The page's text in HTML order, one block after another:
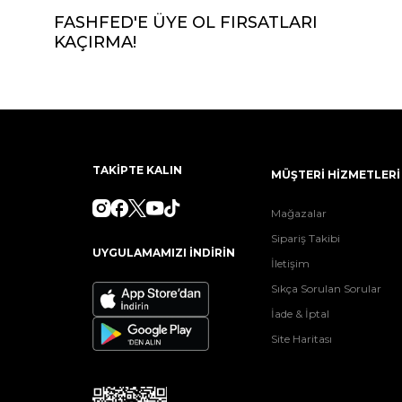
FASHFED'E ÜYE OL FIRSATLARI
KAÇIRMA!
TAKİPTE KALIN
UYGULAMAMIZI İNDİRİN
MÜŞTERİ HİZMETLERİ
Mağazalar
Sipariş Takibi
İletişim
Sıkça Sorulan Sorular
İade & İptal
Site Haritası